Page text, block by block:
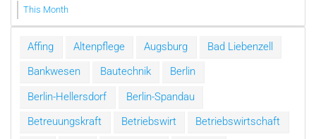
This Month
Affing Altenpflege Augsburg
Bad Liebenzell
Bankwesen
Bautechnik
Berlin
Berlin-Hellersdorf
Berlin-Spandau
Betreuungskraft
Betriebswirt
Betriebswirtschaft